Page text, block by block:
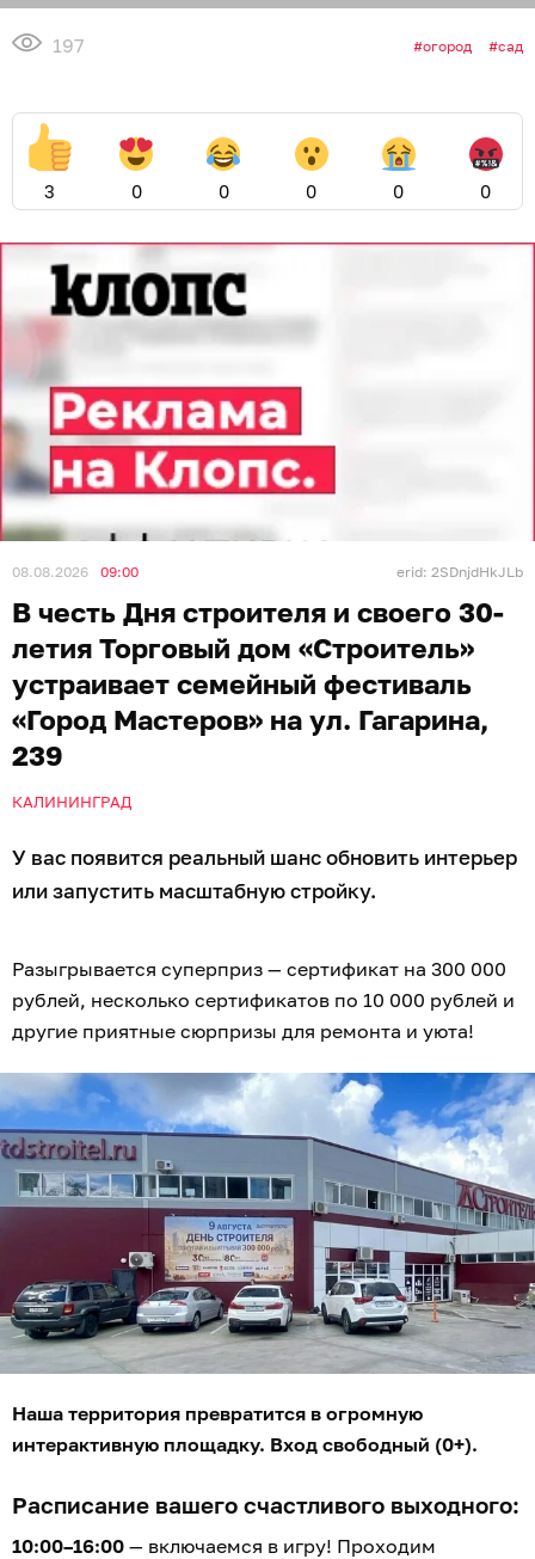
197 огород сад
3 0 0 0 0 0
08.08.2026 09:00 erid: 2SDnjdHkJLb
В честь Дня строителя и своего 30-
летия Торговый дом «Строитель»
устраивает семейный фестиваль
«Город Мастеров» на ул. Гагарина,
239
КАЛИНИНГРАД
У вас появится реальный шанс обновить интерьер
или запустить масштабную стройку.
Разыгрывается суперприз — сертификат на 300 000
рублей, несколько сертификатов по 10 000 рублей и
другие приятные сюрпризы для ремонта и уюта!
Наша территория превратится в огромную
интерактивную площадку. Вход свободный (0+).
Расписание вашего счастливого выходного:
10:00–16:00 — включаемся в игру! Проходим